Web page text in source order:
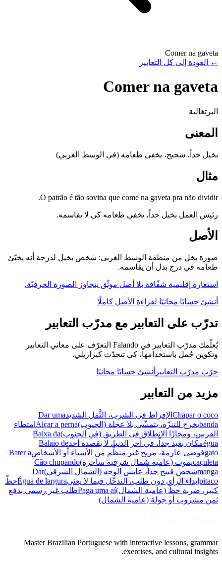
Comer na gaveta
←
العودة إلى كل التعابير
Comer na gaveta
البرتغالية
المعنى
بخيل جداً، شحيح، يخفي طعامه (في الوسط الغربي)
مثال
O patrão é tão sovina que come na gaveta pra não dividir.
رئيس العمل بخيل جداً، يخفي طعامه كي لا يقاسمه.
الأصل
صورة بخل من منطقة الوسط الغربي: شخص بخيل لدرجة أنه يخبّئ
طعامه في درج بدل أن يقاسمه.
استعارة إقليمية شفّافة بلا أصل موثّق يتجاوز الصورة الحرفيّة.
أنشئ حسابًا مجانيًا لقراءة الأصل كاملًا
تدرّب على التعابير مع مدرّب التعابير
يُعلّمك مدرّب التعابير في Falando التعرّف على معاني التعابير
وتكوين جُمل باستخدامها، كي تتحدّث كبرازيلي.
جرّب مدرّب التعابير أنشئ حسابًا مجانيًا
مزيد من التعابير
Chapar o coco الإفراط في الشرب، الثَّمَل الشديدDar uma
bandaيخرج للتنزّه، يتمشّى بلا عجلة (الجنوب)Alçar a perna امتطاء
الفرس، ومجازًا الانطلاق في الطريق (في الجنوب)Baixa da
éguaمكان بعيد جداً، في آخر الدنيا، لا يقصده أحدBalaio de
gatoفوضى عارمة، مزيج غير منظَّم من الأشياء أو الأشخاصBater a
caçuletaيموت (عامية شمال شرقية ساخرة)Cão chupando
mangaشخص قبيح جداً، عابس الوجه (الشمال الشرقي)Dar
pitaco إبداء الرأي دون طلب، التدخّل فيما لا يعنيÉgua de larguraحظّ
كبير، ضربة حظّ (عامية الشمال)Paga uma aíطلب غير رسمي بدفع
ثمن مشروب أو جولة (عامية الشمال)
Master Brazilian Portuguese with interactive lessons, grammar
exercises, and cultural insights.